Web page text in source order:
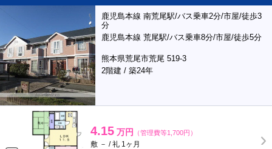
鹿児島本線 南荒尾駅/バス乗車2分/市屋/徒歩3
分
鹿児島本線 荒尾駅/バス乗車8分/市屋/徒歩5分
熊本県荒尾市荒尾 519-3
2階建 / 築24年
4.15 万円 （管理費等1,700円）
敷 － / 礼 1ヶ月